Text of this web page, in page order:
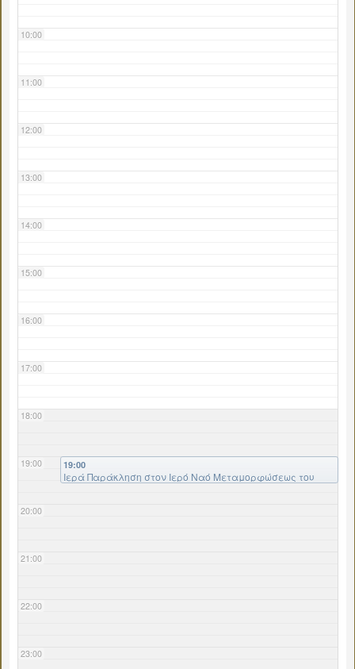
10:00
11:00
12:00
13:00
14:00
15:00
16:00
17:00
18:00
19:00
20:00
21:00
22:00
23:00
19:00
Ιερά Παράκληση στον Ιερό Ναό Μεταμορφώσεως του